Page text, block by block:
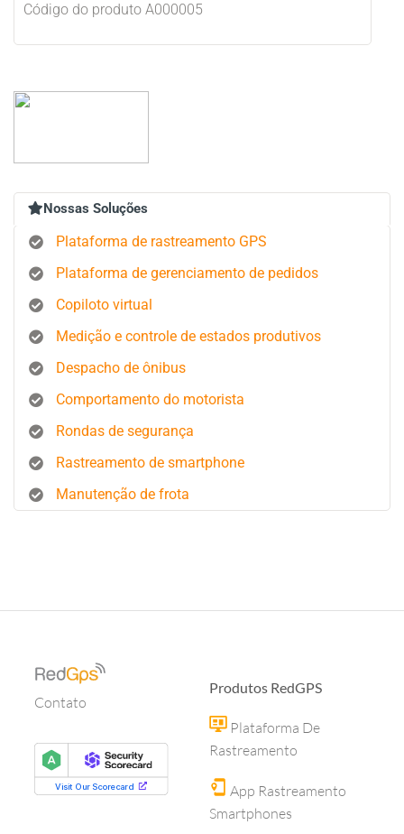
Código do produto A000005
Nossas Soluções
Plataforma de rastreamento GPS
Plataforma de gerenciamento de pedidos
Copiloto virtual
Medição e controle de estados produtivos
Despacho de ônibus
Comportamento do motorista
Rondas de segurança
Rastreamento de smartphone
Manutenção de frota
Contato
Produtos RedGPS
Plataforma De
Rastreamento
App Rastreamento
Smartphones